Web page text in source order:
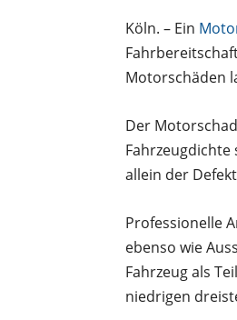
Köln. – Ein
Motorschäden
Der
allein der
Professionelle
ebenso wie
Fahrzeug als
niedrigen